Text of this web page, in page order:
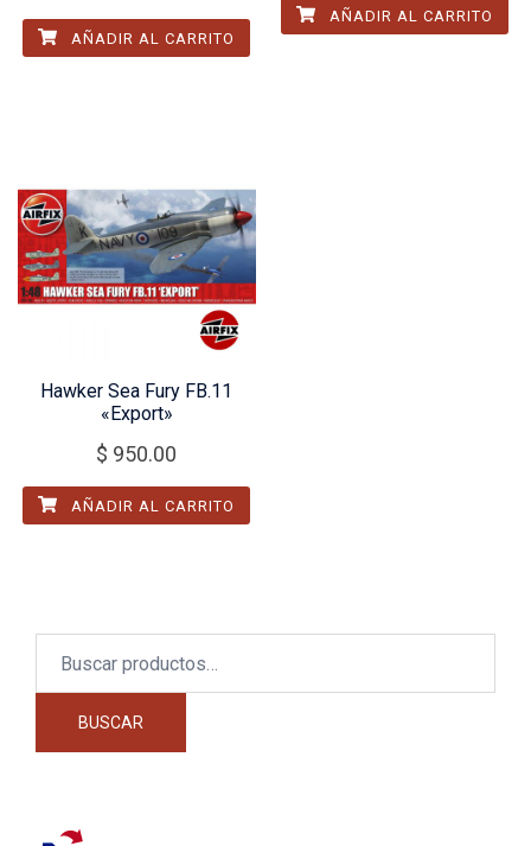
AÑADIR AL CARRITO
AÑADIR AL CARRITO
Hawker Sea Fury FB.11
«Export»
$ 950.00
AÑADIR AL CARRITO
BUSCAR